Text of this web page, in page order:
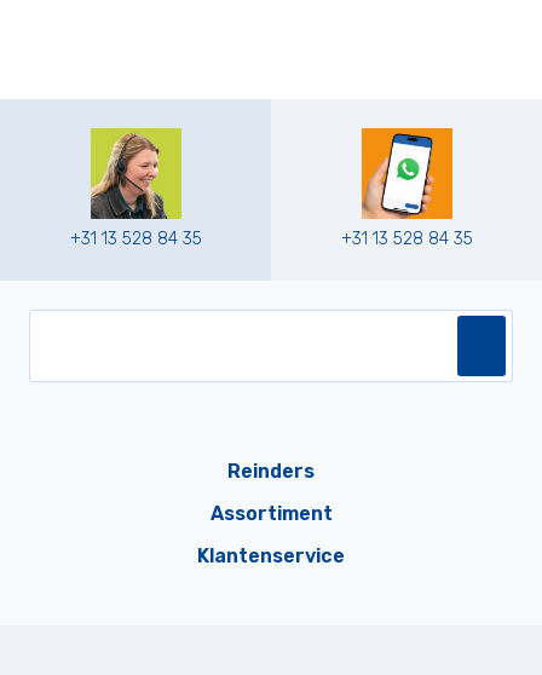
+31 13 528 84 35 +31 13 528 84 35
Reinders
Assortiment
Klantenservice